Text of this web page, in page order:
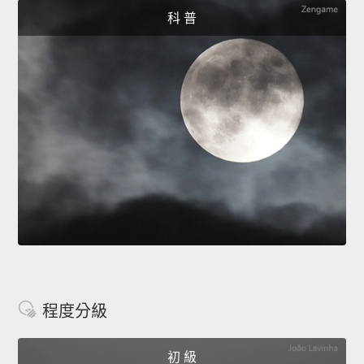
科 普
程度分級
初 級